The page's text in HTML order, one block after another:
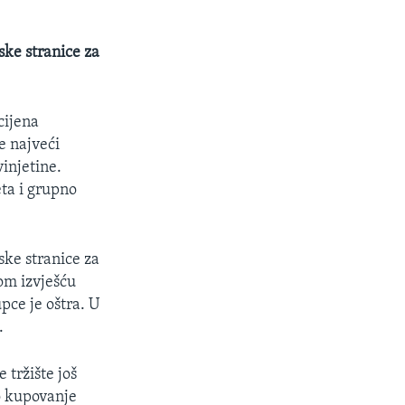
stranice za
najveći
i grupno
stranice za
izvješću
je oštra. U
tržište još
kupovanje